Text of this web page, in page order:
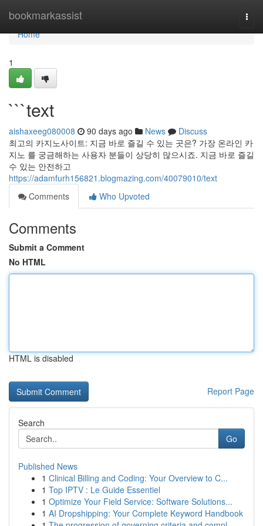
bookmarkassist
Home
Home
1
```text
aishaxeeg080008 90 days ago News
Discuss
최고의 카지노사이트: 지금 바로 즐길 수 있는 곳은? 가장 온라인 카
지노 를 궁금해하는 사용자 분들이 상당히 많으시죠. 지금 바로 즐길
수 있는 안전하고
https://adamfurh156821.blogmazing.com/40079010/text
Comments
Who Upvoted
Comments
Submit a Comment
No HTML
HTML is disabled
Report Page
Search
Go
Published News
1 Clinical Billing and Coding: Your Overview to C...
1 Top IPTV : Le Guide Essentiel
1 Optimize Your Field Service: Software Solutions...
1 AI Dropshipping: Your Complete Keyword Handbook